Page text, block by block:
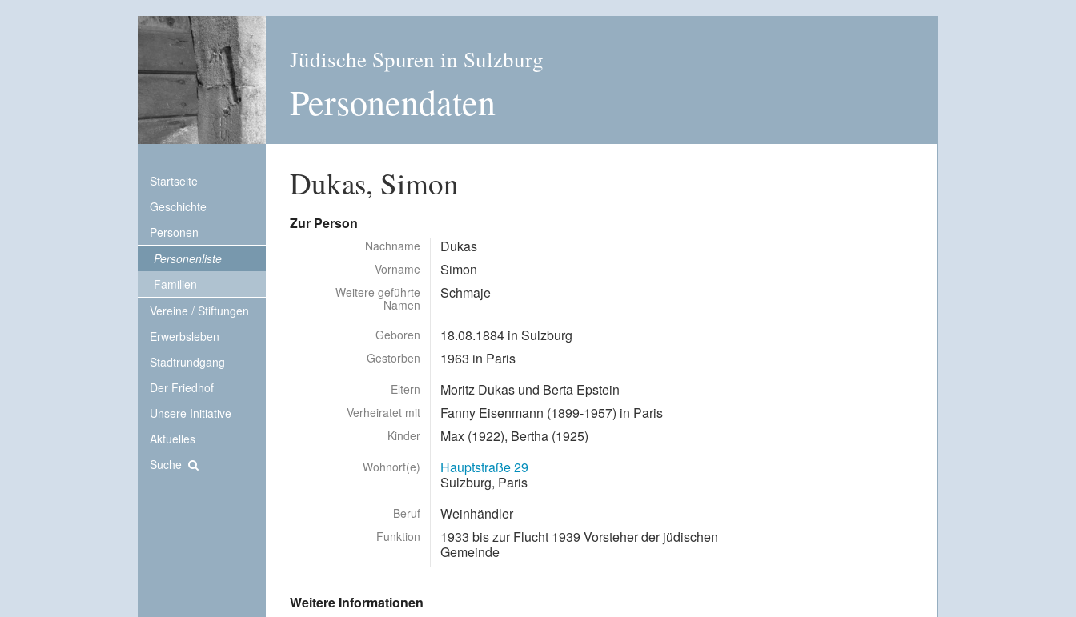
Jüdische Spuren in Sulzburg
Personendaten
Startseite
Geschichte
Personen
Personenliste
Familien
Vereine / Stiftungen
Erwerbsleben
Stadtrundgang
Der Friedhof
Unsere Initiative
Aktuelles
Suche
Dukas, Simon
Zur Person
Nachname Dukas
Vorname Simon
Weitere geführte
Namen
Schmaje
Geboren 18.08.1884 in Sulzburg
Gestorben 1963 in Paris
Eltern Moritz Dukas und Berta Epstein
Verheiratet mit Fanny Eisenmann (1899-1957) in Paris
Kinder Max (1922), Bertha (1925)
Wohnort(e)
Hauptstraße 29
Sulzburg, Paris
Beruf Weinhändler
Funktion
1933 bis zur Flucht 1939 Vorsteher der jüdischen
Gemeinde
Weitere Informationen